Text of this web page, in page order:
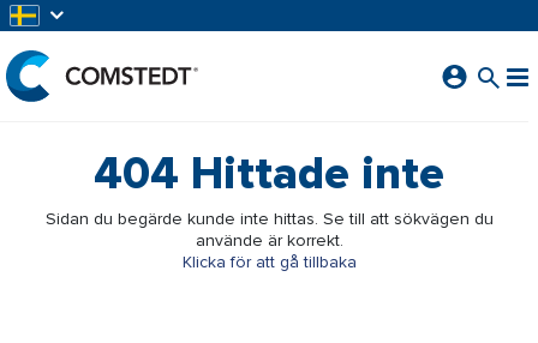
404 Hittade inte
Sidan du begärde kunde inte hittas. Se till att sökvägen du
använde är korrekt.
Klicka för att gå tillbaka